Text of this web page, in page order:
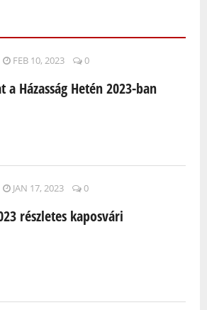
FEB 10, 2023 0
a Házasság Hetén 2023-ban
JAN 17, 2023 0
részletes kaposvári